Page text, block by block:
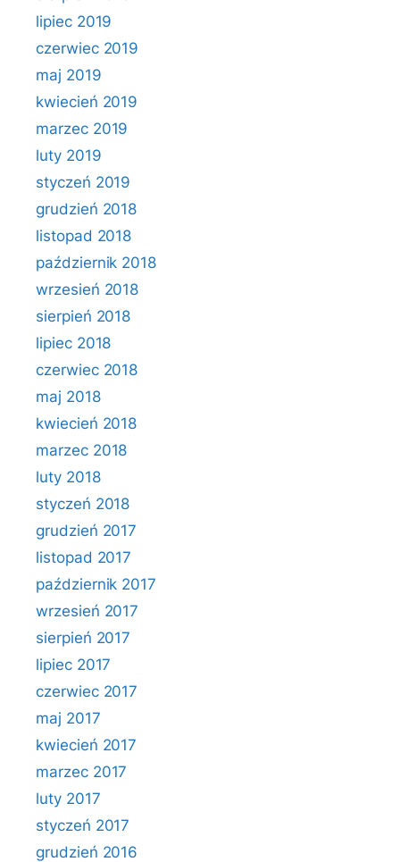
lipiec 2019
czerwiec 2019
maj 2019
kwiecień 2019
marzec 2019
luty 2019
styczeń 2019
grudzień 2018
listopad 2018
październik 2018
wrzesień 2018
sierpień 2018
lipiec 2018
czerwiec 2018
maj 2018
kwiecień 2018
marzec 2018
luty 2018
styczeń 2018
grudzień 2017
listopad 2017
październik 2017
wrzesień 2017
sierpień 2017
lipiec 2017
czerwiec 2017
maj 2017
kwiecień 2017
marzec 2017
luty 2017
styczeń 2017
grudzień 2016